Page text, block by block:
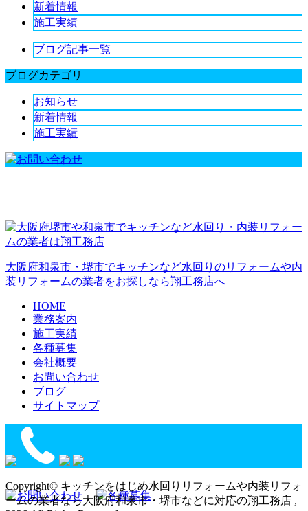
新着情報
施工実績
ブログ記事一覧
ブログカテゴリ
お知らせ
新着情報
施工実績
大阪府和泉市・堺市でキッチンなど水回りのリフォームや内
装リフォームの業者をお探しなら翔工務店へ
HOME
業務案内
施工実績
各種募集
会社概要
お問い合わせ
ブログ
サイトマップ
Copyright© キッチンをはじめ水回りリフォームや内装リフォ
ームの業者なら大阪府和泉市・堺市などに対応の翔工務店 ,